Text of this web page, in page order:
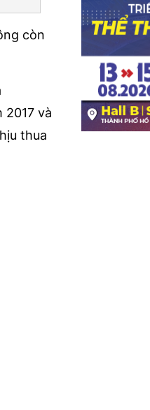
còn
2017 và
thua